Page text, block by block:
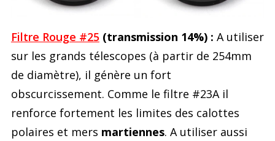
Filtre Rouge #25 (transmission 14%) : A utiliser
sur les grands télescopes (à partir de 254mm
de diamètre), il génère un fort
obscurcissement. Comme le filtre #23A il
renforce fortement les limites des calottes
polaires et mers martiennes. A utiliser aussi